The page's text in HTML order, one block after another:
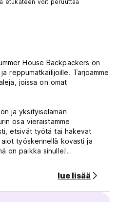
etukäteen voit peruuttaa
House Backpackers on
reppumatkailijoille. Tarjoamme
joissa on omat
ja yksityiselämän
osa vieraistamme
etsivät työtä tai hakevat
työskennellä kovasti ja
on paikka sinulle!
lähellä raitiovaunu-, juna- ja
Street, Luna Park ja
lue lisää